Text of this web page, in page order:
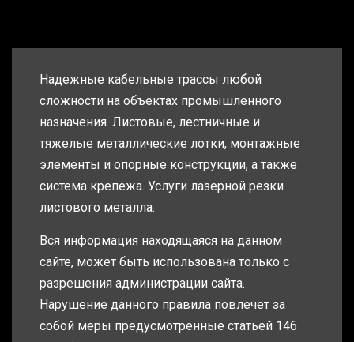
Надежные кабельные трассы любой
сложности на объектах промышленного
назначения. Листовые, лестничные и
тяжелые металлические лотки, монтажные
элементы и опорные конструкции, а также
система крепежа. Услуги лазерной резки
листового металла.
Вся информация находящаяся на данном
сайте, может быть использована только с
разрешения администрации сайта.
Нарушение данного правила повлечет за
собой меры предусмотренные статьей 146